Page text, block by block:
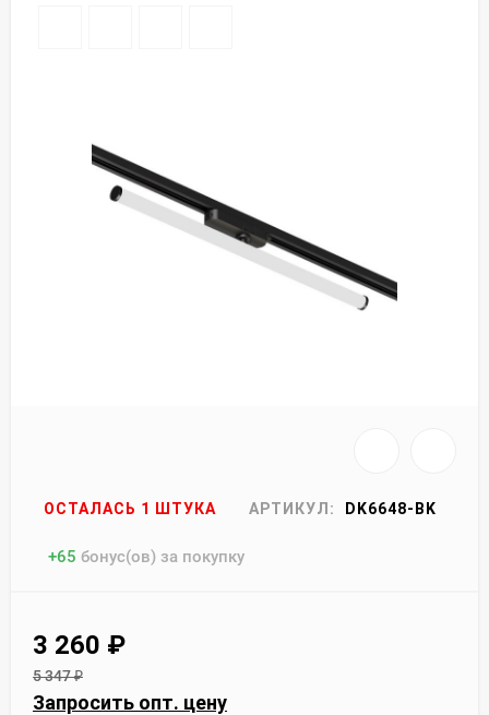
ОСТАЛАСЬ 1 ШТУКА АРТИКУЛ: DK6648-BK
+65 бонус(ов) за покупку
3 260 ₽
5 347₽
Запросить опт. цену